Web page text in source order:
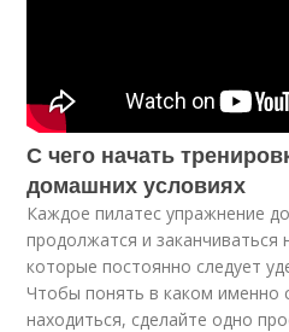
С чего начать
домашних условиях
Каждое пилатес упражнение
продолжатся и
которые постоянно следует
Чтобы понять в каком именно
находиться, сделайте одно